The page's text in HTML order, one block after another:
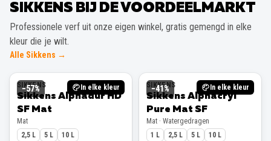
SIKKENS BIJ DE VOORDEELMARKT
Professionele verf uit onze eigen winkel, gratis gemengd in elke
kleur die je wilt.
Alle Sikkens →
−57% In elke kleur
SIKKENS
Sikkens Alphadur HD
SF Mat
Mat
2,5 L
5 L 10 L
−41% In elke kleur
SIKKENS
Sikkens Alphacryl
Pure Mat SF
Mat · Watergedragen
1 L
2,5 L 5 L 10 L